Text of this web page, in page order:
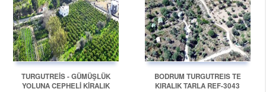
BODRUM TURGUTREIS TE
KIRALIK TARLA REF-3043
TURGUTREİS - GÜMÜŞLÜK
YOLUNA CEPHELİ KİRALIK